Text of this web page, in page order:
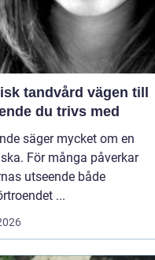
vägen till
du trivs med
säger mycket om en
För många påverkar
utseende både
...